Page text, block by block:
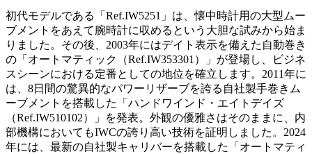
初代モデルである「Ref.IW5251」は、懐中時計用の大型ムー
ブメントをあえて腕時計に収めるという大胆な試みから始ま
りました。その後、2003年にはデイト表示を備えた自動巻き
の「オートマティック（Ref.IW353301）」が登場し、ビジネ
スシーンにおける定番としての地位を確立します。2011年に
は、8日間の驚異的なパワーリザーブを誇る自社製手巻きム
ーブメントを搭載した「ハンドワインド・エイトデイズ
（Ref.IW510102）」を発表。外観の優雅さはそのままに、内
部機構においてもIWCの誇り高い技術を証明しました。2024
年には、最新の自社製キャリバーを搭載した「オートマティ